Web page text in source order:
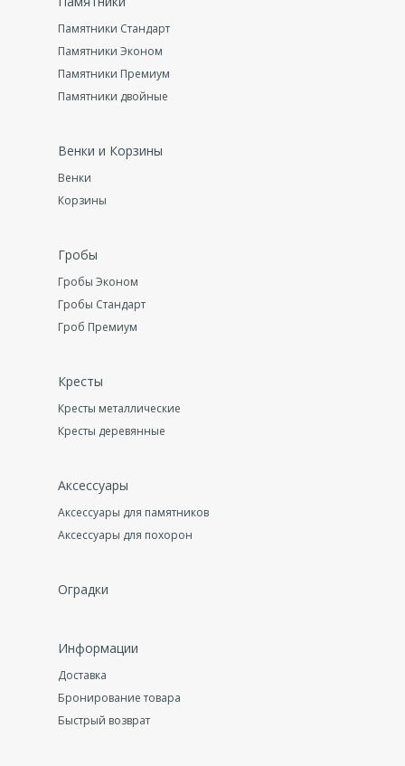
Памятники Стандарт
Памятники Эконом
Памятники Премиум
Памятники двойные
Венки и Корзины
Венки
Корзины
Гробы
Гробы Эконом
Гробы Стандарт
Гроб Премиум
Кресты
Кресты металлические
Кресты деревянные
Аксессуары
Аксессуары для памятников
Аксессуары для похорон
Оградки
Информации
Доставка
Бронирование товара
Быстрый возврат